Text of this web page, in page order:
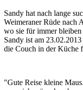
Sandy hat nach lange
Weimeraner Rüde nach
wo sie für immer bleiben
Sandy ist am
die Couch in der Küche
"Gute Reise kleine